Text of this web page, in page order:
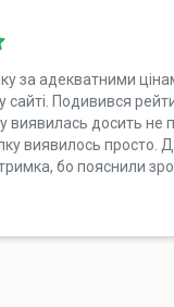
за адекватними
сайті. Подивився
виявилась досить не
виявилось просто.
бо пояснили